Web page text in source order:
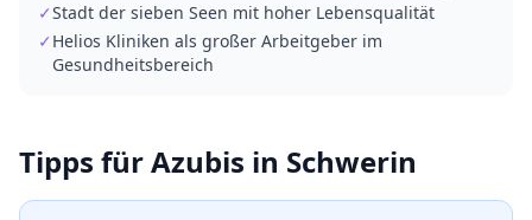
✓Stadt der sieben Seen mit hoher Lebensqualität
✓ Helios Kliniken als großer Arbeitgeber im
Gesundheitsbereich
Tipps für Azubis in Schwerin